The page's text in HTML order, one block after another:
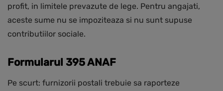
profit, in limitele prevazute de lege. Pentru angajati,
aceste sume nu se impoziteaza si nu sunt supuse
contributiilor sociale.
Formularul 395 ANAF
Pe scurt: furnizorii postali trebuie sa raporteze